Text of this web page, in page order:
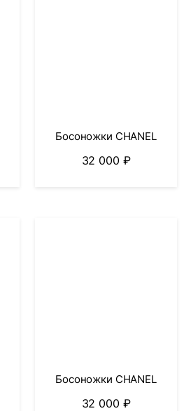
Босоножки CHANEL
32 000 ₽
Босоножки CHANEL
32 000 ₽